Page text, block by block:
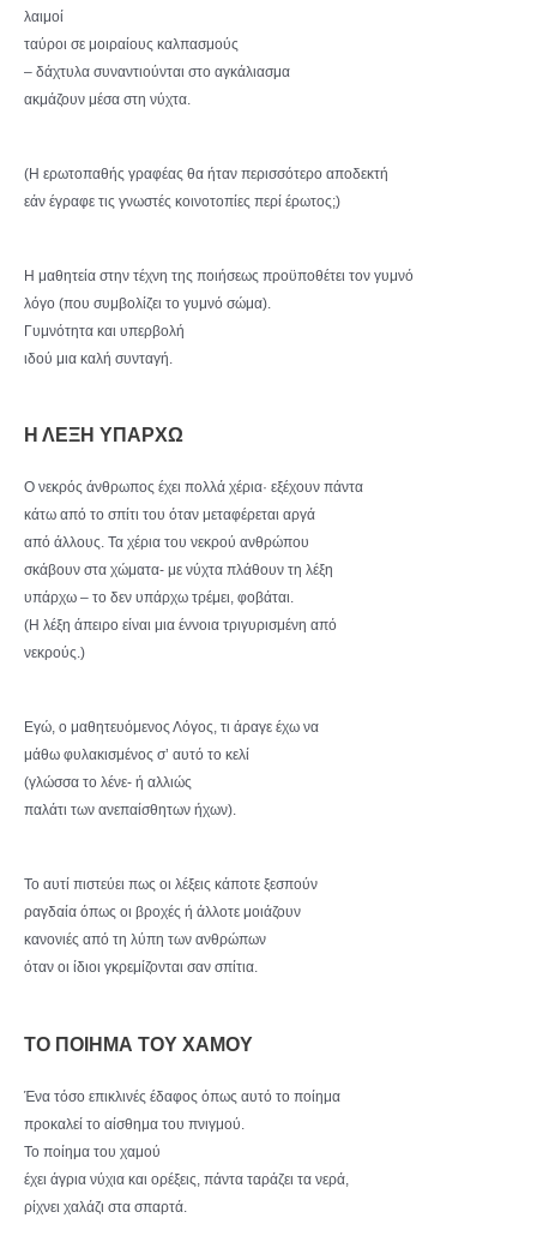
λαιμοί
ταύροι σε μοιραίους καλπασμούς
– δάχτυλα συναντιούνται στο αγκάλιασμα
ακμάζουν μέσα στη νύχτα.
(Η ερωτοπαθής γραφέας θα ήταν περισσότερο αποδεκτή
εάν έγραφε τις γνωστές κοινοτοπίες περί έρωτος;)
Η μαθητεία στην τέχνη της ποιήσεως προϋποθέτει τον γυμνό
λόγο (που συμβολίζει το γυμνό σώμα).
Γυμνότητα και υπερβολή
ιδού μια καλή συνταγή.
Η ΛΕΞΗ ΥΠΑΡΧΩ
Ο νεκρός άνθρωπος έχει πολλά χέρια· εξέχουν πάντα
κάτω από το σπίτι του όταν μεταφέρεται αργά
από άλλους. Τα χέρια του νεκρού ανθρώπου
σκάβουν στα χώματα- με νύχτα πλάθουν τη λέξη
υπάρχω – το δεν υπάρχω τρέμει, φοβάται.
(Η λέξη άπειρο είναι μια έννοια τριγυρισμένη από
νεκρούς.)
Εγώ, ο μαθητευόμενος Λόγος, τι άραγε έχω να
μάθω φυλακισμένος σ’ αυτό το κελί
(γλώσσα το λένε- ή αλλιώς
παλάτι των ανεπαίσθητων ήχων).
Το αυτί πιστεύει πως οι λέξεις κάποτε ξεσπούν
ραγδαία όπως οι βροχές ή άλλοτε μοιάζουν
κανονιές από τη λύπη των ανθρώπων
όταν οι ίδιοι γκρεμίζονται σαν σπίτια.
ΤΟ ΠΟΙΗΜΑ ΤΟΥ ΧΑΜΟΥ
Ένα τόσο επικλινές έδαφος όπως αυτό το ποίημα
προκαλεί το αίσθημα του πνιγμού.
Το ποίημα του χαμού
έχει άγρια νύχια και ορέξεις, πάντα ταράζει τα νερά,
ρίχνει χαλάζι στα σπαρτά.